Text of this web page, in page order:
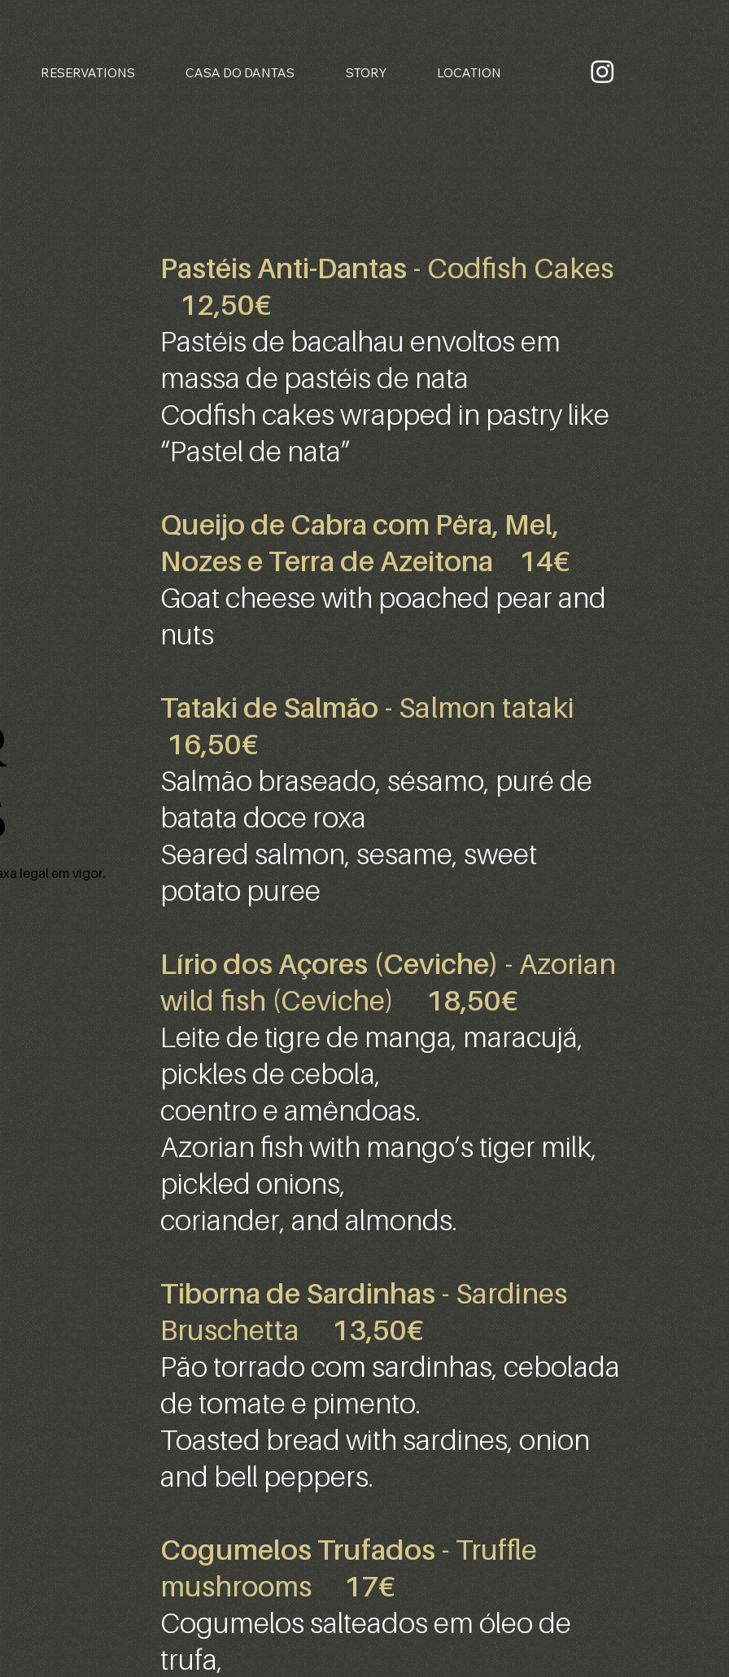
RESERVATIONS CASA DO DANTAS STORY LOCATION
Pastéis Anti-Dantas - Codfish Cakes
12,50€
Pastéis de bacalhau envoltos em
massa de pastéis de nata
Codfish cakes wrapped in pastry like
“Pastel de nata”
Queijo de Cabra com Pêra, Mel,
Nozes e Terra de Azeitona
14€
Goat cheese with poached pear and
nuts
Tataki de Salmão - Salmon tataki
16,50€
Salmão braseado, sésamo, puré de
batata doce roxa
Seared salmon, sesame, sweet
potato puree
Lírio dos Açores (Ceviche) - Azorian
wild fish (Ceviche) 18,50€
Leite de tigre de manga, maracujá,
pickles de cebola,
coentro e amêndoas.
Azorian fish with mango’s tiger milk,
pickled onions,
coriander, and almonds.
Tiborna de Sardinhas - Sardines
Bruschetta 13,50€
Pão torrado com sardinhas, cebolada
de tomate e pimento.
Toasted bread with sardines, onion
and bell peppers.
Cogumelos Trufados - Truffle
mushrooms 17€
Cogumelos salteados em óleo de
trufa,
legal em vigor.